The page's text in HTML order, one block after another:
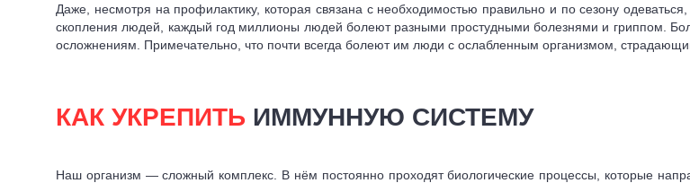
Даже, несмотря на профилактику, которая связана с необходимостью правильно и по сезону
скопления людей, каждый год миллионы людей болеют разными простудными болезнями и гриппом.
осложнениям. Примечательно, что почти всегда болеют им люди с ослабленным организмом,
КАК УКРЕПИТЬ ИММУННУЮ СИСТЕМУ
Наш организм — сложный комплекс. В нём постоянно проходят биологические процессы, которые